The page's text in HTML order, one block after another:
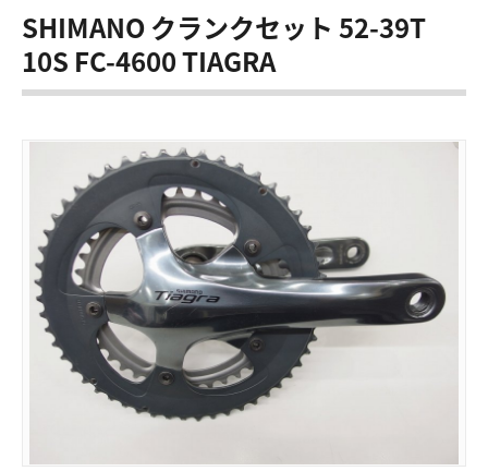
SHIMANO クランクセット 52-39T
10S FC-4600 TIAGRA